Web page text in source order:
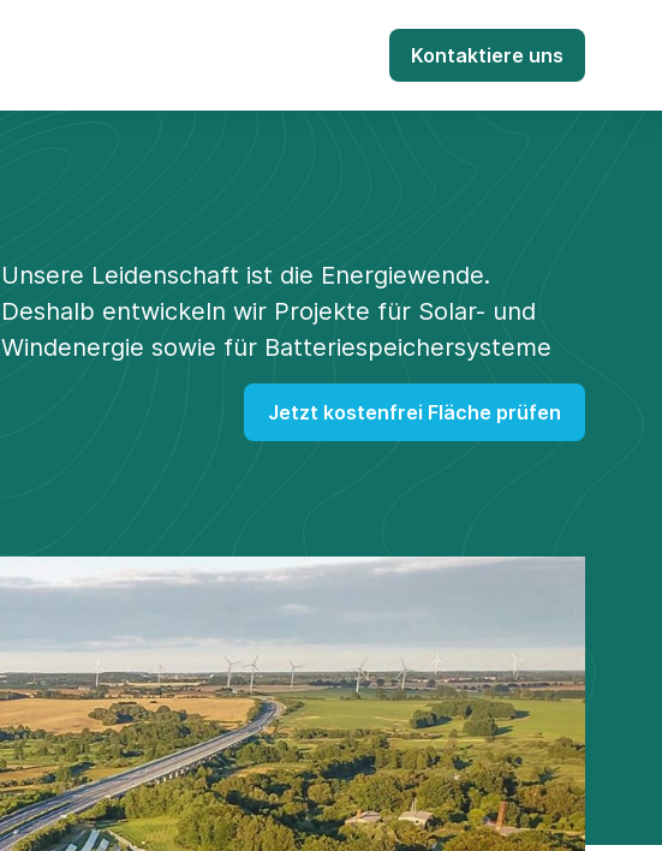
Kontaktiere uns
Unsere Leidenschaft ist die Energiewende.
Deshalb entwickeln wir Projekte für Solar- und
Windenergie sowie für Batteriespeichersysteme
Jetzt kostenfrei Fläche prüfen